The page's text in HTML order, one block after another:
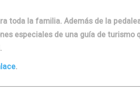
toda la familia. Además de la
especiales de una guía de turismo
.